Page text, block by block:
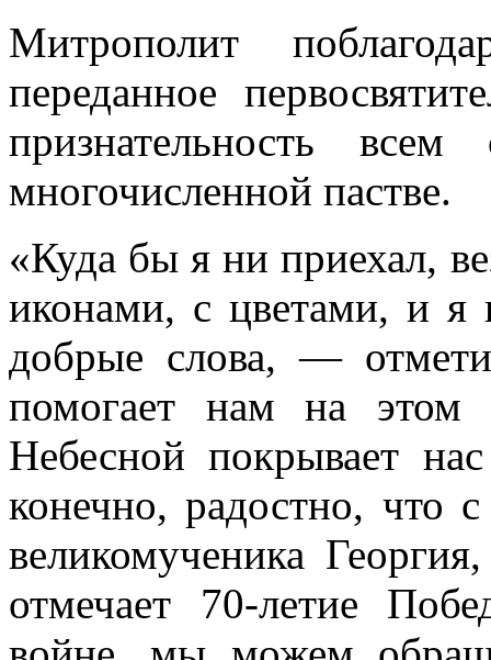
Митрополит
переданное
признательность
многочисленной пастве.
«Куда бы я ни приехал,
иконами, с цветами, и я
добрые слова, —
помогает нам на
Небесной покрывает
конечно, радостно, что
великомученика
отмечает 70-летие